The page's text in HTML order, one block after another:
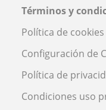
Términos y
Política de cookies
Configuración de
Política de
Condiciones uso